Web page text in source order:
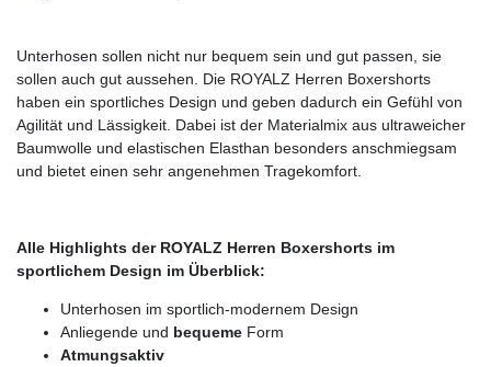
Unterhosen sollen nicht nur bequem sein und gut passen, sie
sollen auch gut aussehen. Die ROYALZ Herren Boxershorts
haben ein sportliches Design und geben dadurch ein Gefühl von
Agilität und Lässigkeit. Dabei ist der Materialmix aus ultraweicher
Baumwolle und elastischen Elasthan besonders anschmiegsam
und bietet einen sehr angenehmen Tragekomfort.
Alle Highlights der ROYALZ Herren Boxershorts im
sportlichem Design im Überblick:
Unterhosen im sportlich-modernem Design
Anliegende und bequeme Form
Atmungsaktiv